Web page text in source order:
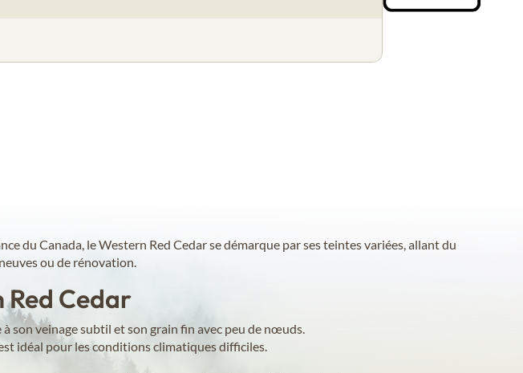
du Canada, le Western Red Cedar se démarque par ses teintes variées, allant du
ou de rénovation.
Cedar
son veinage subtil et son grain fin avec peu de nœuds.
idéal pour les conditions climatiques difficiles.